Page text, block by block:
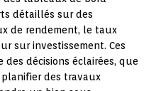
détaillés sur des
de rendement, le taux
sur investissement. Ces
décisions éclairées, que
des travaux